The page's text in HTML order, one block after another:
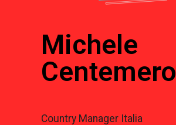
Michele
Centemero
Country Manager Italia